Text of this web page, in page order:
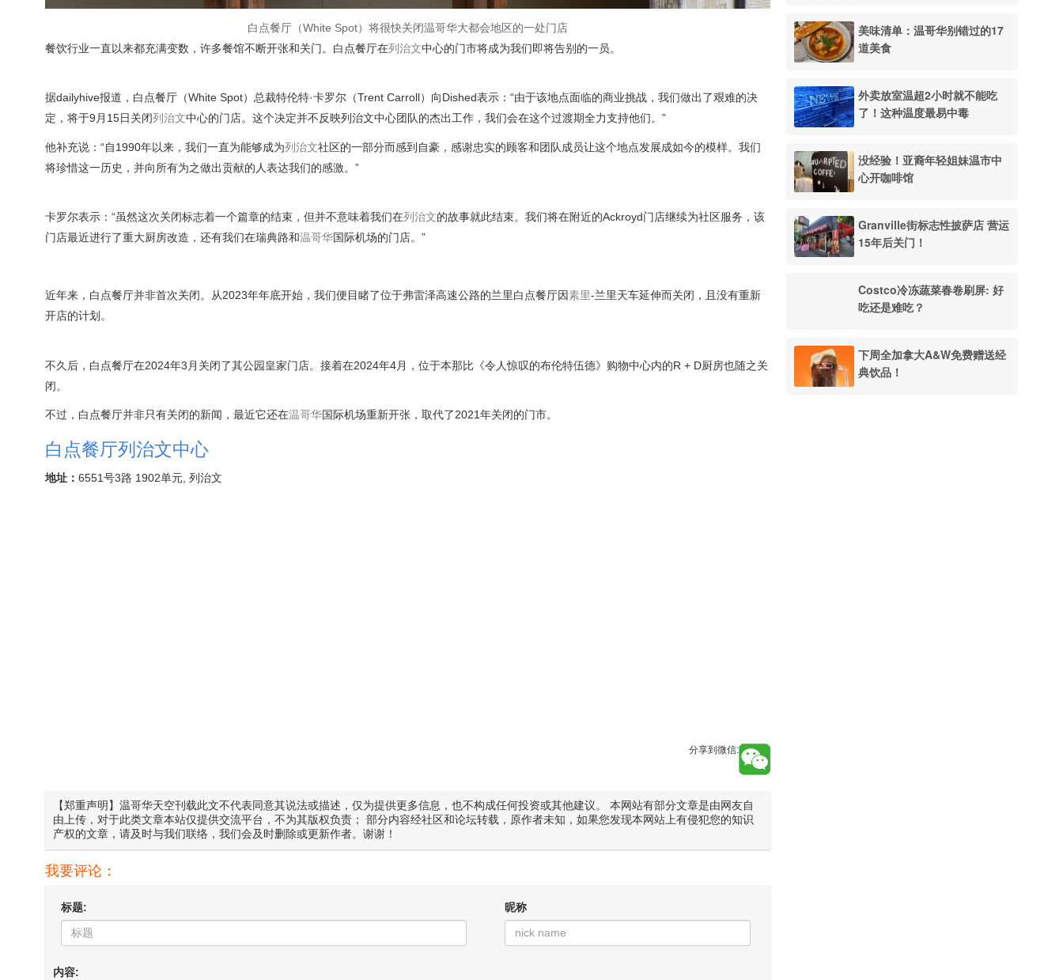
白点餐厅（White Spot）将很快关闭温哥华大都会地区的一处门店
餐饮行业一直以来都充满变数，许多餐馆不断开张和关门。白点餐厅在列治文中心的门市将成为我们即将告别的一员。
据dailyhive报道，白点餐厅（White Spot）总裁特伦特·卡罗尔（Trent Carroll）向Dished表示：“由于该地点面临的商业挑战，我们做出了艰难的决
定，将于9月15日关闭列治文中心的门店。这个决定并不反映列治文中心团队的杰出工作，我们会在这个过渡期全力支持他们。”
他补充说：“自1990年以来，我们一直为能够成为列治文社区的一部分而感到自豪，感谢忠实的顾客和团队成员让这个地点发展成如今的模样。我们
将珍惜这一历史，并向所有为之做出贡献的人表达我们的感激。”
卡罗尔表示：“虽然这次关闭标志着一个篇章的结束，但并不意味着我们在列治文的故事就此结束。我们将在附近的Ackroyd门店继续为社区服务，该
门店最近进行了重大厨房改造，还有我们在瑞典路和温哥华国际机场的门店。”
近年来，白点餐厅并非首次关闭。从2023年年底开始，我们便目睹了位于弗雷泽高速公路的兰里白点餐厅因素里-兰里天车延伸而关闭，且没有重新
开店的计划。
不久后，白点餐厅在2024年3月关闭了其公园皇家门店。接着在2024年4月，位于本那比《令人惊叹的布伦特伍德》购物中心内的R + D厨房也随之关
闭。
不过，白点餐厅并非只有关闭的新闻，最近它还在温哥华国际机场重新开张，取代了2021年关闭的门市。
白点餐厅列治文中心
地址： 6551号3路 1902单元, 列治文
分享到微信:
【郑重声明】温哥华天空刊载此文不代表同意其说法或描述，仅为提供更多信息，也不构成任何投资或其他建议。 本网站有部分文章是由网友自
由上传，对于此类文章本站仅提供交流平台，不为其版权负责； 部分内容经社区和论坛转载，原作者未知，如果您发现本网站上有侵犯您的知识
产权的文章，请及时与我们联络，我们会及时删除或更新作者。谢谢！
我要评论：
标题: 昵称
内容:
美味清单：温哥华别错过的17
道美食
外卖放室温超2小时就不能吃
了！这种温度最易中毒
没经验！亚裔年轻姐妹温市中
心开咖啡馆
Granville街标志性披萨店 营运
15年后关门！
Costco冷冻蔬菜春卷刷屏: 好
吃还是难吃？
下周全加拿大A&W免费赠送经
典饮品！